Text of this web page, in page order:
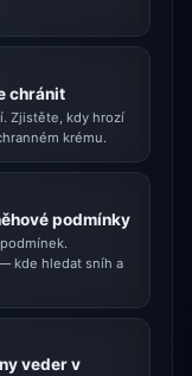
chránit
Zjistěte, kdy hrozí
krému.
podmínky
kde hledat sníh a
veder v